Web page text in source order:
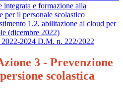
e formazione alla
per il personale scolastico
1.2. abilitazione al cloud per
(dicembre 2022)
2024 D.M. n. 222/2022
3 - Prevenzione
scolastica